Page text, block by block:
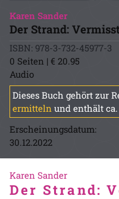
Karen Sander
Der Strand: Vermisst
ISBN: 978-3-732-45977-3
0 Seiten | € 20.95
Audio
Dieses Buch gehört zur
ermitteln und enthält ca.
Erscheinungsdatum:
30.12.2022
Karen Sander
Der Strand: